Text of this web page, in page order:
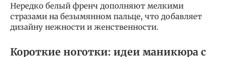
Нередко белый френч дополняют мелкими
стразами на безымянном пальце, что добавляет
дизайну нежности и женственности.
Короткие ноготки: идеи маникюра с